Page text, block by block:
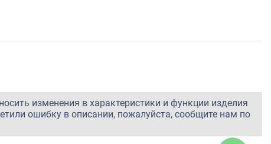
изменения в характеристики и функции изделия
ошибку в описании, пожалуйста, сообщите нам по